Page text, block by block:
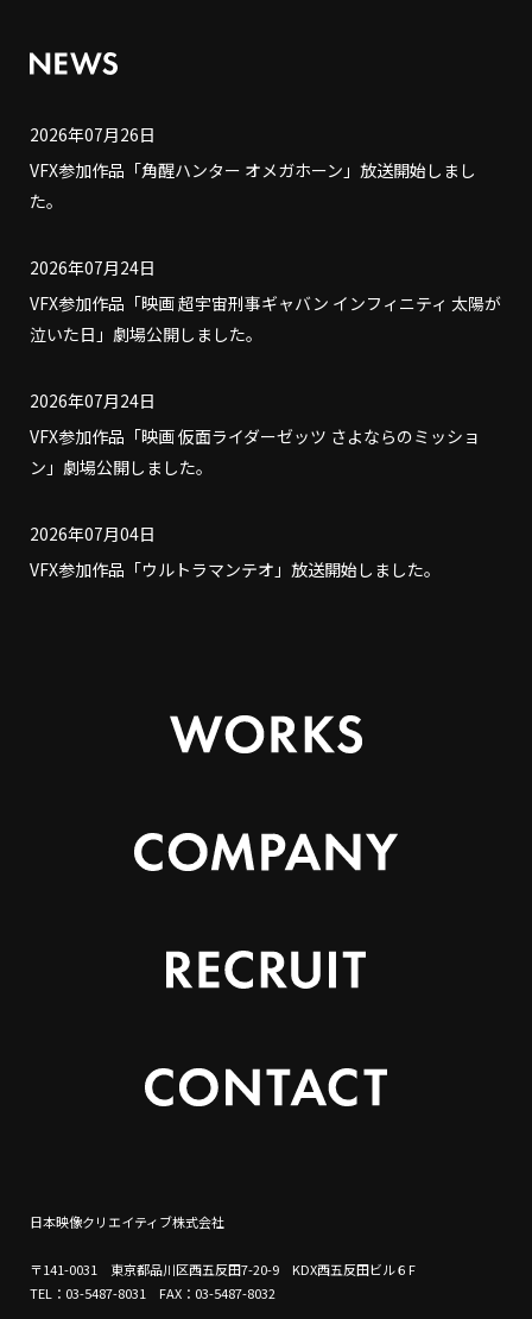
2026年07月26日
VFX参加作品「角醒ハンター オメガホーン」放送開始しまし
た。
2026年07月24日
VFX参加作品「映画 超宇宙刑事ギャバン インフィニティ 太陽が
泣いた日」劇場公開しました。
2026年07月24日
VFX参加作品「映画 仮面ライダーゼッツ さよならのミッショ
ン」劇場公開しました。
2026年07月04日
VFX参加作品「ウルトラマンテオ」放送開始しました。
日本映像クリエイティブ株式会社
〒141-0031 東京都品川区西五反田7-20-9 KDX西五反田ビル６F
TEL：03-5487-8031 FAX：03-5487-8032